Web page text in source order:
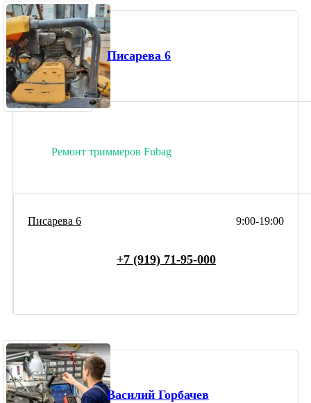
Писарева 6
Ремонт триммеров Fubag
9:00-19:00
Писарева 6
+7 (919) 71-95-000
Василий Горбачев